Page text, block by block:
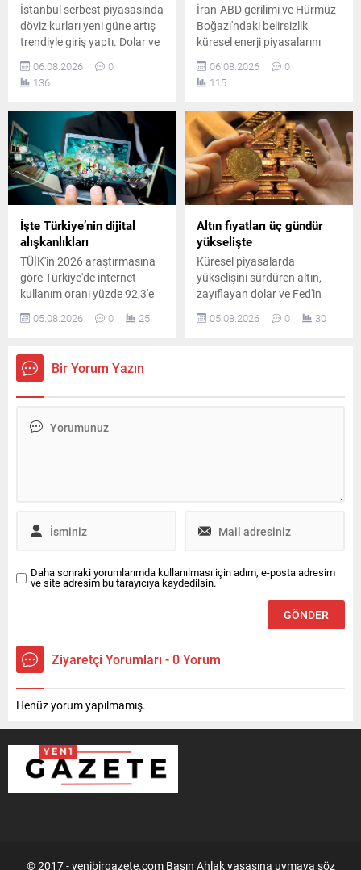
İstanbul serbest piyasasında
döviz kurları yeni güne artış
trendiyle giriş yaptı. Dolar ve
seviyelerinin üzerine çıkarak
piyasalarda hareketli bir
06.08.2026
0
136
İran-ABD gerilimi ve Hürmüz
Boğazı'ndaki belirsizlik
küresel enerji piyasalarını
büyük sekiz petrol şirketi yılın
ikinci çeyreğinde toplam 93
06.08.2026
0
115
İşte Türkiye’nin dijital
alışkanlıkları
TÜİK'in 2026 araştırmasına
göre Türkiye'de internet
kullanım oranı yüzde 92,3'e
yükseldi. En çok kullanılan
sosyal medya ve
yüzde 90 ile WhatsApp oldu.
05.08.2026 0 25
Altın fiyatları üç gündür
yükselişte
Küresel piyasalarda
yükselişini sürdüren altın,
zayıflayan dolar ve Fed'in
faiz beklentilerindeki
değişimin etkisiyle yeni
05.08.2026 0 30
Bir Yorum Yazın
Daha sonraki yorumlarımda kullanılması için adım, e-posta adresim
ve site adresim bu tarayıcıya kaydedilsin.
Ziyaretçi Yorumları - 0 Yorum
Henüz yorum yapılmamış.
© 2017 - yenibirgazete.com Basın Ahlak yasasına uymaya söz